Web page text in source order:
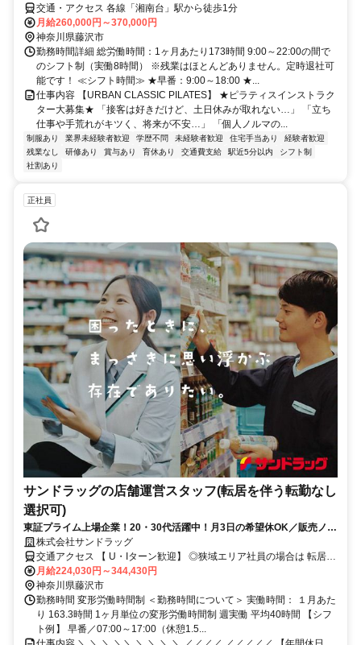
交通・アクセス 各線「湘南台」駅から徒歩1分
月給260,000円～370,000円
神奈川県藤沢市
勤務時間詳細 総労働時間：1ヶ月あたり173時間 9:00～22:00の間で
のシフト制（実働8時間） ※残業はほとんどありません。定時退社可
能です！ ≪シフト時間≫ ★早番：9:00～18:00 ★...
仕事内容 【URBAN CLASSIC PILATES】 ★ピラティスインストラク
ター大募集★ 「接客は好きだけど、土日休みが取れない…」 「立ち
仕事や手荒れがキツく、将来が不安…」 「個人ノルマの...
制服あり 業界未経験者歓迎 学歴不問 未経験者歓迎 住宅手当あり
経験者歓迎
残業なし
研修あり 賞与あり 育休あり 交通費支給 駅近5分以内
シフト制
社割あり
正社員
サンドラッグの店舗運営スタッフ(転居を伴う転勤なし
選択可)
東証プライム上場企業！20・30代活躍中！月3日の希望休OK／販売ノル
マなし／年収例32歳SV816万円／販促企画～商品管理など店舗運営がメ
インの仕事
株式会社サンドラッグ
交通アクセス 【 U・Iターン歓迎】 ◎狭域エリア社員の場合は 転居を
伴う転勤はありません。 ◎マイカー通勤OK
月給224,030円～344,430円
神奈川県藤沢市
勤務時間 変形労働時間制 ＜勤務時間について＞ 実働時間： １月あた
り 163.3時間 1ヶ月単位の変形労働時間制 週実働 平均40時間 【シフ
ト例】 早番／07:00～17:00（休憩1.5...